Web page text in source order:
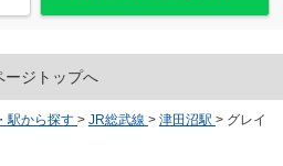
ージトップへ
駅から探す > JR総武線 > 津田沼駅 > グレイ